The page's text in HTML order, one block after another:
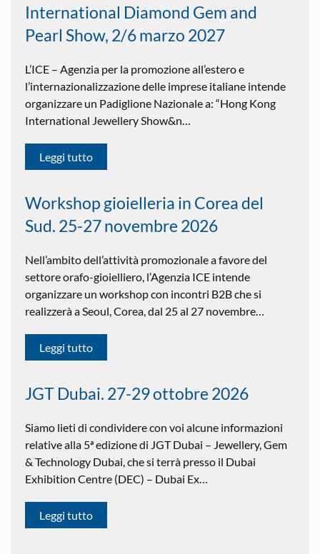
International Diamond Gem and
Pearl Show, 2/6 marzo 2027
L’ICE – Agenzia per la promozione all’estero e
l’internazionalizzazione delle imprese italiane intende
organizzare un Padiglione Nazionale a: “Hong Kong
International Jewellery Show&n…
Leggi tutto
Workshop gioielleria in Corea del
Sud. 25-27 novembre 2026
Nell’ambito dell’attività promozionale a favore del
settore orafo-gioielliero, l’Agenzia ICE intende
organizzare un workshop con incontri B2B che si
realizzerà a Seoul, Corea, dal 25 al 27 novembre…
Leggi tutto
JGT Dubai. 27-29 ottobre 2026
Siamo lieti di condividere con voi alcune informazioni
relative alla 5ª edizione di JGT Dubai – Jewellery, Gem
& Technology Dubai, che si terrà presso il Dubai
Exhibition Centre (DEC) – Dubai Ex…
Leggi tutto